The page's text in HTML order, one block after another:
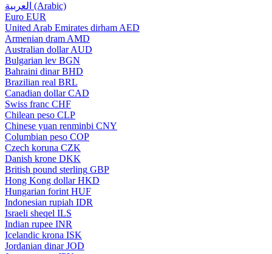
العربية (Arabic)
Euro EUR
United Arab Emirates dirham AED
Armenian dram AMD
Australian dollar AUD
Bulgarian lev BGN
Bahraini dinar BHD
Brazilian real BRL
Canadian dollar CAD
Swiss franc CHF
Chilean peso CLP
Chinese yuan renminbi CNY
Columbian peso COP
Czech koruna CZK
Danish krone DKK
British pound sterling GBP
Hong Kong dollar HKD
Hungarian forint HUF
Indonesian rupiah IDR
Israeli sheqel ILS
Indian rupee INR
Icelandic krona ISK
Jordanian dinar JOD